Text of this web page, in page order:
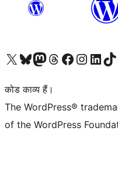
Visit our X (formerly Twitter) account
हमारे बलुस्की खाते पर जाएँVisit our Mastodon account
हमारे थ्रेड्स अकाउंट पर जाएंहमारे फेसबुक पेज पर जाएँहमारे इंस्टाग्राम अकाउंट पर जाएंहमारे लिंक्डइन खाते पर जाएँहमारे टिकटॉक
कोड काव्य हैं।
The WordPress®
of the WordPress